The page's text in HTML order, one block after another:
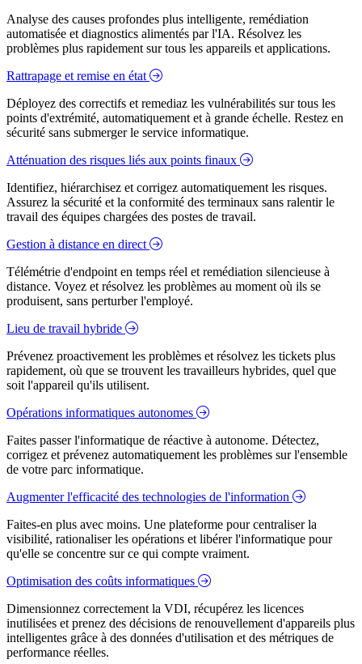
Analyse des causes profondes plus intelligente, remédiation
automatisée et diagnostics alimentés par l'IA. Résolvez les
problèmes plus rapidement sur tous les appareils et applications.
Rattrapage et remise en état
Déployez des correctifs et remediaz les vulnérabilités sur tous les
points d'extrémité, automatiquement et à grande échelle. Restez en
sécurité sans submerger le service informatique.
Atténuation des risques liés aux points finaux
Identifiez, hiérarchisez et corrigez automatiquement les risques.
Assurez la sécurité et la conformité des terminaux sans ralentir le
travail des équipes chargées des postes de travail.
Gestion à distance en direct
Télémétrie d'endpoint en temps réel et remédiation silencieuse à
distance. Voyez et résolvez les problèmes au moment où ils se
produisent, sans perturber l'employé.
Lieu de travail hybride
Prévenez proactivement les problèmes et résolvez les tickets plus
rapidement, où que se trouvent les travailleurs hybrides, quel que
soit l'appareil qu'ils utilisent.
Opérations informatiques autonomes
Faites passer l'informatique de réactive à autonome. Détectez,
corrigez et prévenez automatiquement les problèmes sur l'ensemble
de votre parc informatique.
Augmenter l'efficacité des technologies de l'information
Faites-en plus avec moins. Une plateforme pour centraliser la
visibilité, rationaliser les opérations et libérer l'informatique pour
qu'elle se concentre sur ce qui compte vraiment.
Optimisation des coûts informatiques
Dimensionnez correctement la VDI, récupérez les licences
inutilisées et prenez des décisions de renouvellement d'appareils plus
intelligentes grâce à des données d'utilisation et des métriques de
performance réelles.